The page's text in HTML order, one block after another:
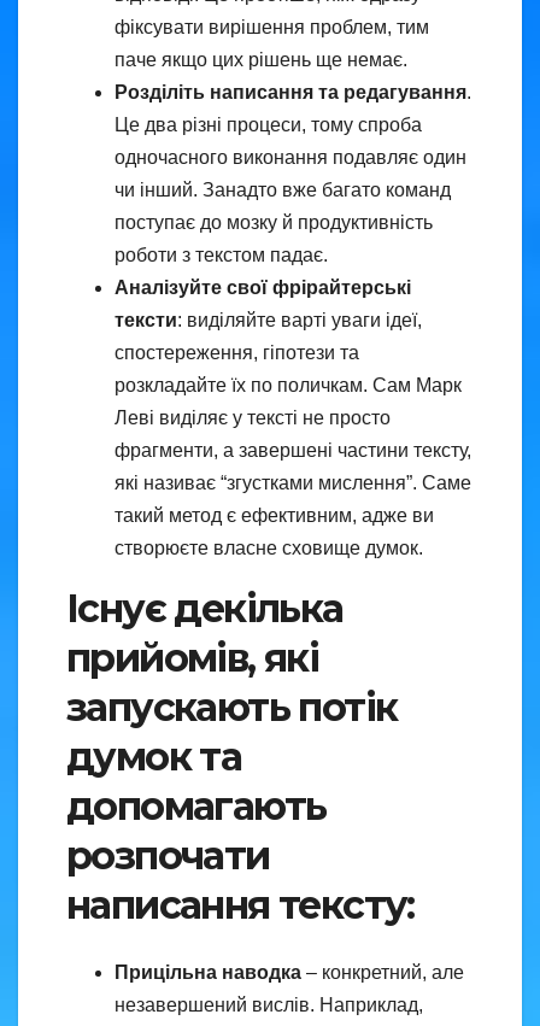
фіксувати вирішення проблем, тим
паче якщо цих рішень ще немає.
Розділіть написання та редагування.
Це два різні процеси, тому спроба
одночасного виконання подавляє один
чи інший. Занадто вже багато команд
поступає до мозку й продуктивність
роботи з текстом падає.
Аналізуйте свої фрірайтерські
тексти: виділяйте варті уваги ідеї,
спостереження, гіпотези та
розкладайте їх по поличкам. Сам Марк
Леві виділяє у тексті не просто
фрагменти, а завершені частини тексту,
які називає “згустками мислення”. Саме
такий метод є ефективним, адже ви
створюєте власне сховище думок.
Існує декілька
прийомів, які
запускають потік
думок та
допомагають
розпочати
написання тексту:
Прицільна наводка – конкретний, але
незавершений вислів. Наприклад,